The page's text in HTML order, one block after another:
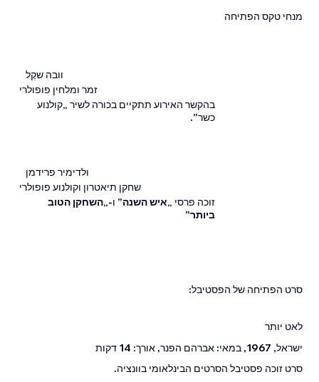
מנחי טקס הפתיחה
וובה שקֶל
זמר ומלחין פופולרי
בהקשר האירוע תתקיים בכורה לשיר „קולנוע
כשר”.
ולדימיר פרידמן
שחקן תיאטרון וקולנוע פופולרי
זוכה פרסי „איש השנה” ו-„השחקן הטוב
ביותר”
סרט הפתיחה של הפסטיבל:
לאט יותר
ישראל, 1967, במאי: אברהם הפנר, אורך: 14 דקות
סרט זוכה פסטיבל הסרטים הבינלאומי בוונציה.